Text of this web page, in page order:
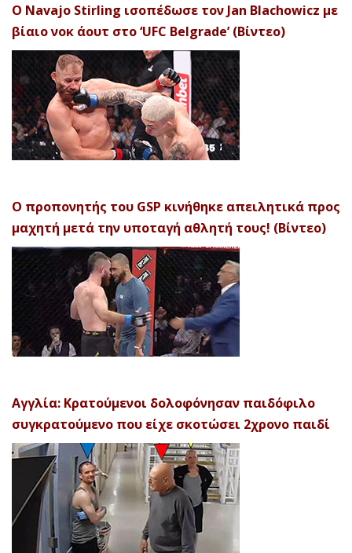
Ο Navajo Stirling ισοπέδωσε τον Jan Blachowicz με
βίαιο νοκ άουτ στο ‘UFC Belgrade’ (Βίντεο)
Ο προπονητής του GSP κινήθηκε απειλητικά προς
μαχητή μετά την υποταγή αθλητή τους! (Βίντεο)
Αγγλία: Κρατούμενοι δολοφόνησαν παιδόφιλο
συγκρατούμενο που είχε σκοτώσει 2χρονο παιδί